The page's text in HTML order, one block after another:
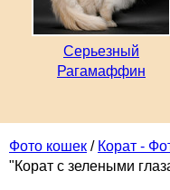
Фото кошек / Корат -
"Корат с зелеными
Серьезный
Рагамаффин